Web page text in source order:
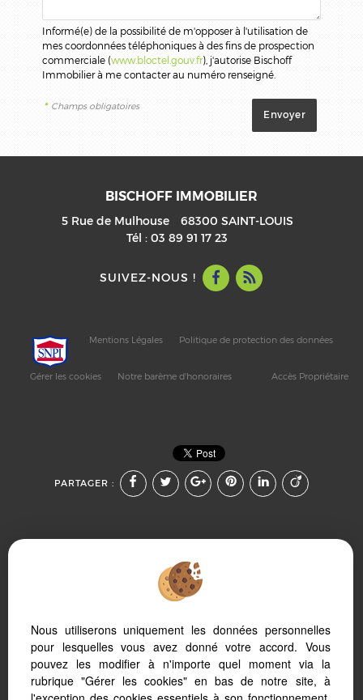
Informé(e) de la possibilité de m'opposer à l'utilisation de
mes coordonnées téléphoniques à des fins de prospection
commerciale (www.bloctel.gouv.fr), j'autorise Bischoff
Immobilier à me contacter au numéro renseigné.
* Champs obligatoires
BISCHOFF IMMOBILIER
5 Rue de Mulhouse 68300 SAINT-LOUIS
Tél :03 89 91 17 23
SUIVEZ-NOUS !
Mentions Légales Politique de protection des données
Gérer les cookies Notre barème d'honoraires Accès Propriétaire
PARTAGER :
votre PC, votre tablette ou votre smartphone, notre site
s’adapte automatiquement aux différents types d'écrans
Nous utiliserons uniquement les données personnelles
pour lesquelles vous avez donné votre accord. Vous
pouvez les modifier à n'importe quel moment via la
rubrique "Gérer les cookies" en bas de notre site, à